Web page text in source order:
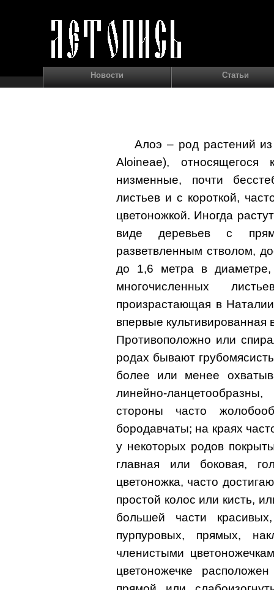
Новости Статьи
Алоэ – род растений
Aloineae),
низменные, почти
листьев и с короткой,
цветоножкой. Иногда
виде деревьев с
разветвленным стволом,
до 1,6 метра в
многочисленных
произрастающая в
впервые культивированная
Противоположно или
родах бывают
более или менее
линейно-
стороны часто
бородавчаты; на краях
у некоторых родов
главная или боковая,
цветоножка, часто
простой колос или кисть,
большей части
пурпуровых, прямых,
членистыми
цветоножечке